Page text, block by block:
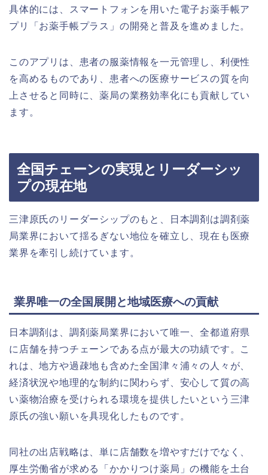
具体的には、スマートフォンを用いた電子お薬手帳ア
プリ「お薬手帳プラス」の開発と普及を進めました。
このアプリは、患者の服薬情報を一元管理し、利便性
を高めるものであり、患者への医療サービスの質を向
上させると同時に、薬局の業務効率化にも貢献してい
ます。
全国チェーンの実現とリーダーシッ
プの現在地
三津原氏のリーダーシップのもと、日本調剤は調剤薬
局業界において揺るぎない地位を確立し、現在も医療
業界を牽引し続けています。
業界唯一の全国展開と地域医療への貢献
日本調剤は、調剤薬局業界において唯一、全都道府県
に店舗を持つチェーンである点が最大の功績です。こ
れは、地方や過疎地も含めた全国津々浦々の人々が、
経済状況や地理的な制約に関わらず、安心して質の高
い薬物治療を受けられる環境を提供したいという三津
原氏の強い願いを具現化したものです。
同社の出店戦略は、単に店舗数を増やすだけでなく、
厚生労働省が求める「かかりつけ薬局」の機能を土台